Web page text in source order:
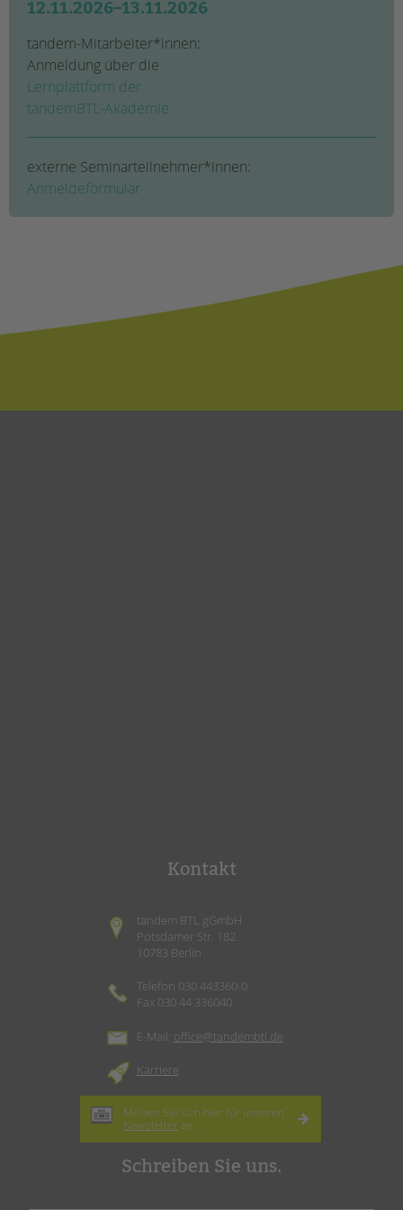
12.11.2026–13.11.2026
tandem-Mitarbeiter*innen:
Anmeldung über die
Lernplattform der
tandemBTL-Akademie
externe Seminarteilnehmer*innen:
Anmeldeformular
Kontakt
tandem BTL gGmbH
Potsdamer Str. 182
10783 Berlin
Telefon 030 443360-0
Fax 030 44 336040
E-Mail: office@tandembtl.de
Karriere
Melden Sie sich hier für unseren
Newsletter an.
Schreiben Sie uns.